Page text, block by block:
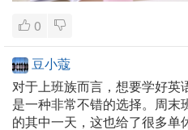
0
豆小蔻
对于上班族而言，想要学好英
是一种非常不错的选择。周末
的其中一天，这也给了很多单